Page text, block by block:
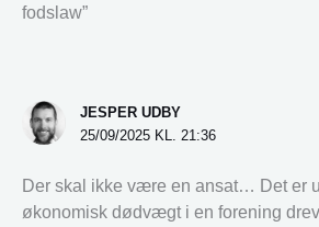
fodslaw”
JESPER UDBY
25/09/2025 KL. 21:36
Der skal ikke være en ansat… Det er
økonomisk dødvægt i en forening